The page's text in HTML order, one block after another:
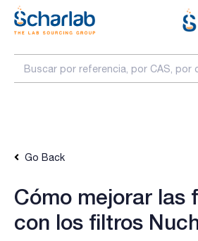
Go Back
Cómo mejorar las
con los filtros